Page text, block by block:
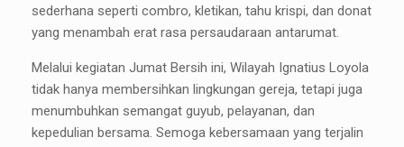
sederhana seperti combro, kletikan, tahu krispi, dan donat
yang menambah erat rasa persaudaraan antarumat.
Melalui kegiatan Jumat Bersih ini, Wilayah Ignatius Loyola
tidak hanya membersihkan lingkungan gereja, tetapi juga
menumbuhkan semangat guyub, pelayanan, dan
kepedulian bersama. Semoga kebersamaan yang terjalin